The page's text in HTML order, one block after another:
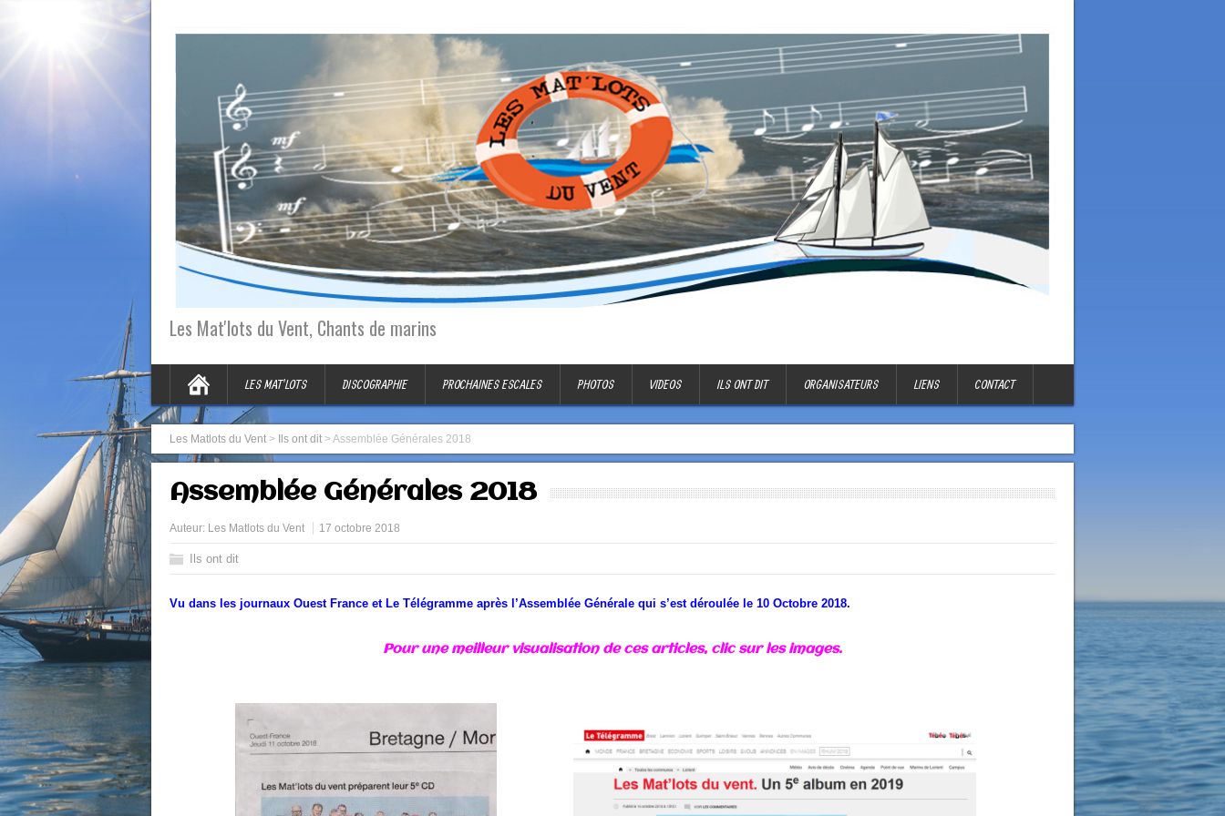
Les Mat'lots du Vent, Chants de marins
LES MAT’LOTS DISCOGRAPHIE PROCHAINES ESCALES PHOTOS VIDEOS ILS ONT DIT ORGANISATEURS LIENS CONTACT
Les Matlots du Vent > Ils ont dit >Assemblée Générales 2018
Assemblée Générales 2018
Auteur: Les Matlots du Vent 17 octobre 2018
Ils ont dit
Vu dans les journaux Ouest France et Le Télégramme après l’Assemblée Générale qui s’est déroulée le 10 Octobre 2018.
Pour une meilleur visualisation de ces articles, clic sur les images.